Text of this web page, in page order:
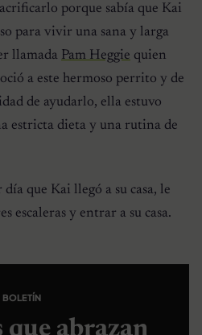
porque sabía que Kai
para vivir una sana y larga
llamada Pam Heggie quien
a este hermoso perrito y de
de ayudarlo, ella estuvo
estricta dieta y una rutina de
que Kai llegó a su casa, le
escaleras y entrar a su casa.
BOLETÍN
abrazan